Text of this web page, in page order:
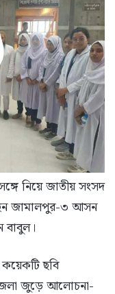
নিয়ে জাতীয় সংসদ
জামালপুর-৩ আসন
বাবুল।
ছবি
জুড়ে আলোচনা-